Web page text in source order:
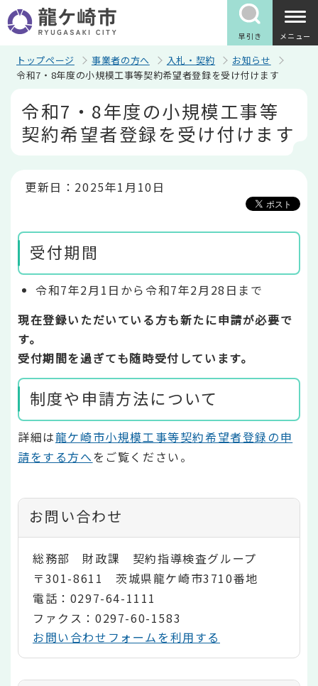
の
ペ
早引き メニュー
トップページ 事業者の方へ 入札・契約
お知らせ
令和7・8年度の小規模工事等契約希望者登録を受け付けます
令和7・8年度の小規模工事等
契約希望者登録を受け付けます
更新日：2025年1月10日
受付期間
令和7年2月1日から令和7年2月28日まで
現在登録いただいている方も新たに申請が必要で
す。
受付期間を過ぎても随時受付しています。
制度や申請方法について
詳細は龍ケ崎市小規模工事等契約希望者登録の申
請をする方へをご覧ください。
お問い合わせ
総務部 財政課 契約指導検査グループ
〒301-8611 茨城県龍ケ崎市3710番地
電話：0297-64-1111
ファクス：0297-60-1583
お問い合わせフォームを利用する